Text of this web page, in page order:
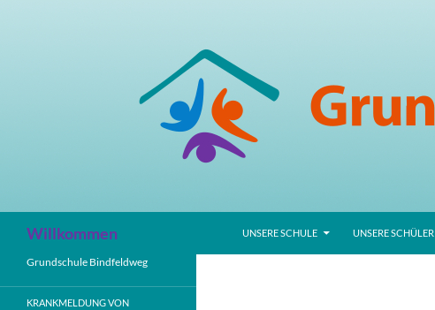
Willkommen UNSERE SCHULE UNSERE SCHÜLER
Grundschule Bindfeldweg
KRANKMELDUNG VON